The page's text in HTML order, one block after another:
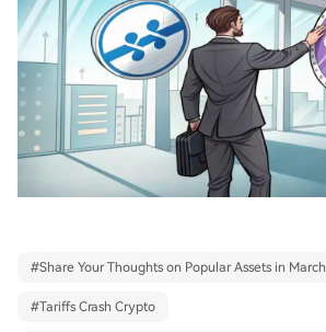
#Share Your Thoughts on Popular Assets in March
#Tariffs Crash Crypto